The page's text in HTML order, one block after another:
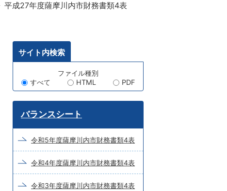
平成27年度薩摩川内市財務書類4表
サイト内検索
ー
ワ
ー
ド
検
索
ファイル種別
すべて
HTML PDF
バランスシート
令和5年度薩摩川内市財務書類4表
令和4年度薩摩川内市財務書類4表
令和3年度薩摩川内市財務書類4表